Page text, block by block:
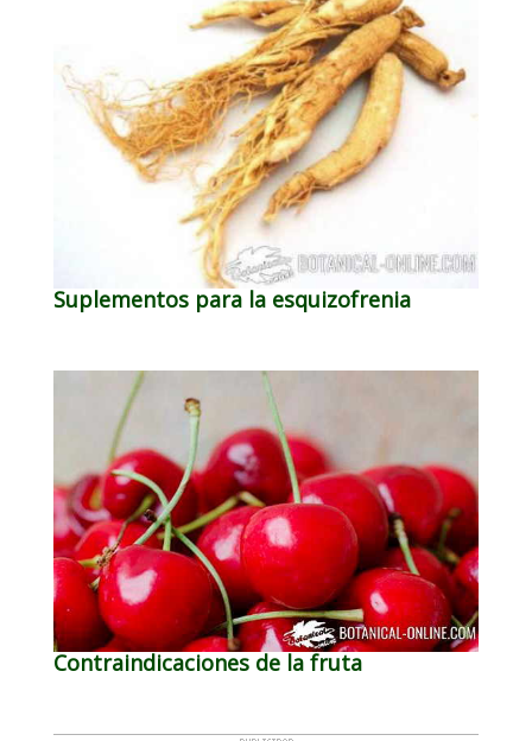
Suplementos para la esquizofrenia
Contraindicaciones de la fruta